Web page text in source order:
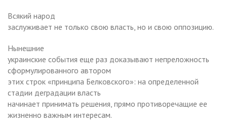
Всякий народ
заслуживает не только свою власть, но и свою оппозицию.
Нынешние
украинские события еще раз доказывают непреложность
сформулированного автором
этих строк «принципа Белковского»: на определенной
стадии деградации власть
начинает принимать решения, прямо противоречащие ее
жизненно важным интересам.